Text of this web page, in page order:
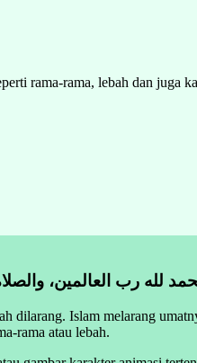
rama-rama, lebah dan juga
لله رب العالمين،
dilarang. Islam melarang
rama atau lebah.